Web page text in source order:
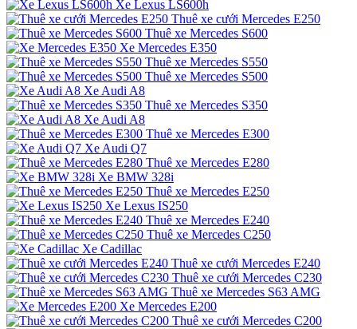
Xe Lexus LS600h
Thuê xe cưới Mercedes E250
Thuê xe Mercedes S600
Xe Mercedes E350
Thuê xe Mercedes S550
Thuê xe Mercedes S500
Xe Audi A8
Thuê xe Mercedes S350
Xe Audi A8
Thuê xe Mercedes E300
Xe Audi Q7
Thuê xe Mercedes E280
Xe BMW 328i
Thuê xe Mercedes E250
Xe Lexus IS250
Thuê xe Mercedes E240
Thuê xe Mercedes C250
Xe Cadillac
Thuê xe cưới Mercedes E240
Thuê xe cưới Mercedes C230
Thuê xe Mercedes S63 AMG
Xe Mercedes E200
Thuê xe cưới Mercedes C200